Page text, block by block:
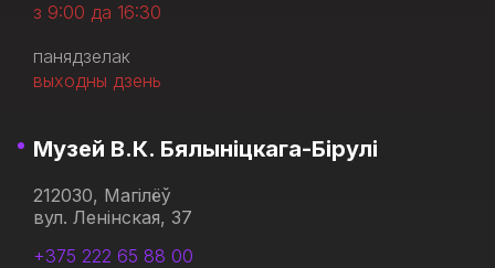
з 9:00 да 16:30
панядзелак
выходны дзень
Музей В.К. Бялыніцкага-Бірулі
212030, Магілёў
вул. Ленінская, 37
+375 222 65 88 00